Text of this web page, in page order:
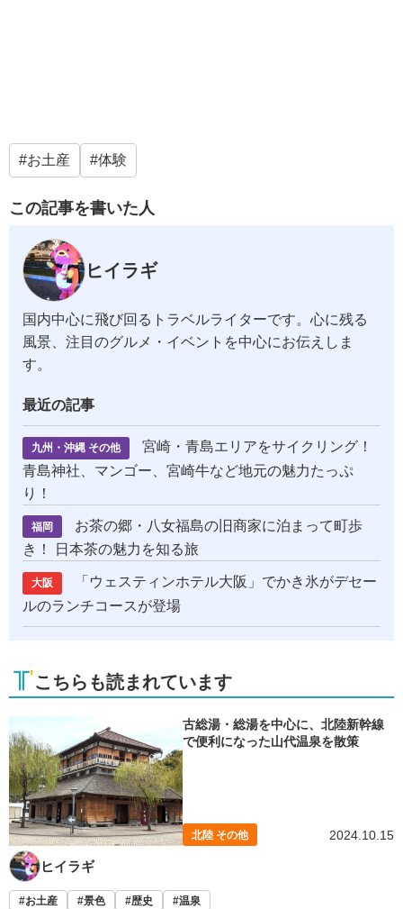
お土産 体験
この記事を書いた人
ヒイラギ
国内中心に飛び回るトラベルライターです。心に残る
風景、注目のグルメ・イベントを中心にお伝えしま
す。
最近の記事
九州・沖縄 その他
宮崎・青島エリアをサイクリング！
青島神社、マンゴー、宮崎牛など地元の魅力たっぷ
り！
福岡
お茶の郷・八女福島の旧商家に泊まって町歩
き！ 日本茶の魅力を知る旅
大阪
「ウェスティンホテル大阪」でかき氷がデセー
ルのランチコースが登場
こちらも読まれています
古総湯・総湯を中心に、北陸新幹線
で便利になった山代温泉を散策
北陸 その他 2024.10.15
ヒイラギ
お土産 景色 歴史 温泉